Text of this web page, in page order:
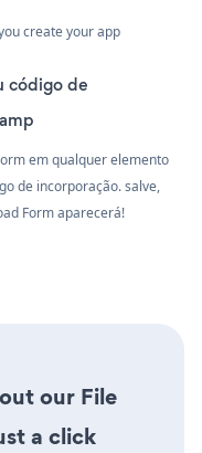
create your app
código de
em qualquer elemento
de incorporação. salve,
Form aparecerá!
our File
a click